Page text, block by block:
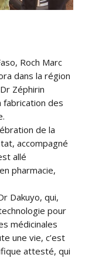
Roch Marc
dans la région
Zéphirin
fabrication des
de la
accompagné
allé
pharmacie,
Dakuyo, qui,
pour
médicinales
une vie, c’est
attesté, qui